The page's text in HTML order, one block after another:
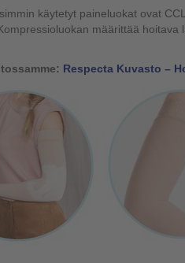
käytetyt paineluokat ovat
määrittää
Respecta Kuvasto –